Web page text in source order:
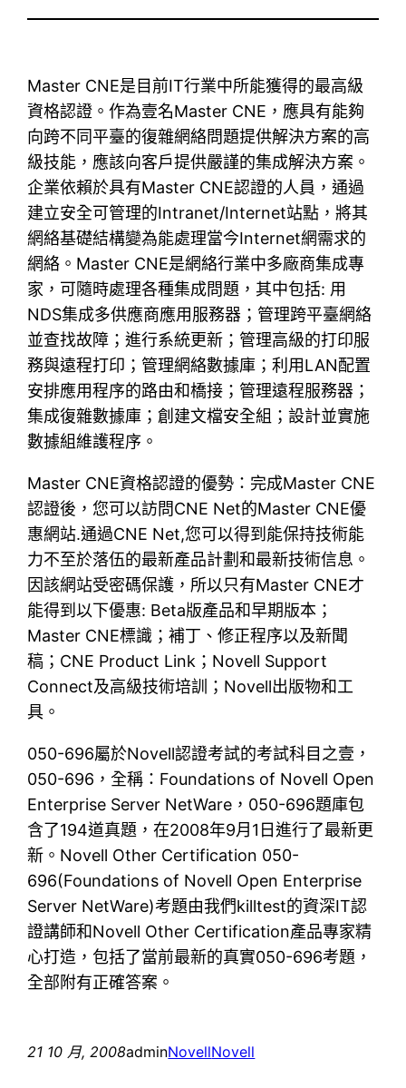
Master CNE是目前IT行業中所能獲得的最高級
資格認證。作為壹名Master CNE，應具有能夠
向跨不同平臺的復雜網絡問題提供解決方案的高
級技能，應該向客戶提供嚴謹的集成解決方案。
企業依賴於具有Master CNE認證的人員，通過
建立安全可管理的Intranet/Internet站點，將其
網絡基礎結構變為能處理當今Internet網需求的
網絡。Master CNE是網絡行業中多廠商集成專
家，可隨時處理各種集成問題，其中包括: 用
NDS集成多供應商應用服務器；管理跨平臺網絡
並查找故障；進行系統更新；管理高級的打印服
務與遠程打印；管理網絡數據庫；利用LAN配置
安排應用程序的路由和橋接；管理遠程服務器；
集成復雜數據庫；創建文檔安全組；設計並實施
數據組維護程序。
Master CNE資格認證的優勢：完成Master CNE
認證後，您可以訪問CNE Net的Master CNE優
惠網站.通過CNE Net,您可以得到能保持技術能
力不至於落伍的最新產品計劃和最新技術信息。
因該網站受密碼保護，所以只有Master CNE才
能得到以下優惠: Beta版產品和早期版本；
Master CNE標識；補丁、修正程序以及新聞
稿；CNE Product Link；Novell Support
Connect及高級技術培訓；Novell出版物和工
具。
050-696屬於Novell認證考試的考試科目之壹，
050-696，全稱：Foundations of Novell Open
Enterprise Server NetWare，050-696題庫包
含了194道真題，在2008年9月1日進行了最新更
新。Novell Other Certification 050-
696(Foundations of Novell Open Enterprise
Server NetWare)考題由我們killtest的資深IT認
證講師和Novell Other Certification產品專家精
心打造，包括了當前最新的真實050-696考題，
全部附有正確答案。
21 10 月, 2008adminNovellNovell